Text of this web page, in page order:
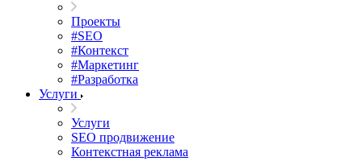
Проекты
#SEO
#Контекст
#Маркетинг
#Разработка
Услуги
Услуги
SEO продвижение
Контекстная реклама